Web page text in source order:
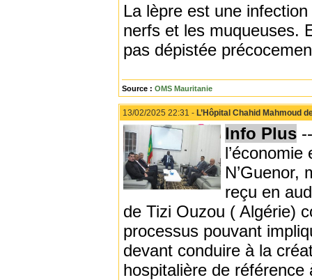
La lèpre est une
nerfs et les muqueuses.
pas dépistée
Source : OMS Mauritanie
13/02/2025 22:31 - L’Hôpital Chahid Mahmoud
Info Plus
N’Guenor,
reçu en
de Tizi Ouzou ( Algérie)
processus pouvant
devant conduire à la
hospitalière de référence